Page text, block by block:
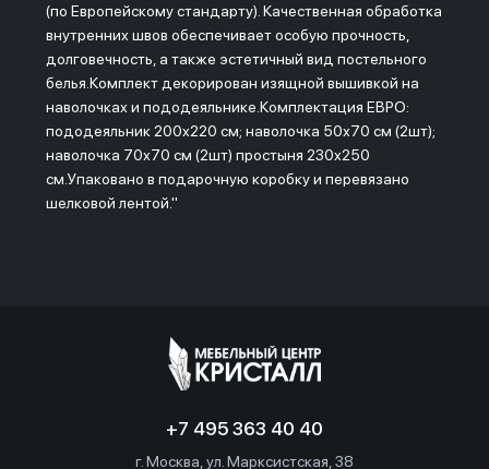
(по Европейскому стандарту). Качественная обработка
внутренних швов обеспечивает особую прочность,
долговечность, а также эстетичный вид постельного
белья.Комплект декорирован изящной вышивкой на
наволочках и пододеяльнике.Комплектация ЕВРО:
пододеяльник 200х220 см; наволочка 50х70 см (2шт);
наволочка 70х70 см (2шт) простыня 230х250
см.Упаковано в подарочную коробку и перевязано
шелковой лентой."
+7 495 363 40 40
г. Москва, ул. Марксистская, 38